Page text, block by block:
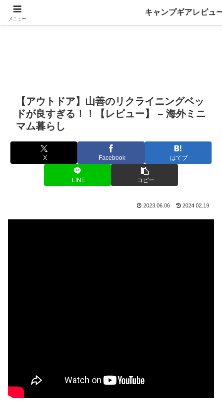
【アウトドア】山善のリクライニングベッ
ドが良すぎる！！【レビュー】 – 海外ミニ
マム暮らし
X Facebook はてブ
LINE コピー
2023.06.06 2024.02.19
メニュー
キャンプギアレビュ